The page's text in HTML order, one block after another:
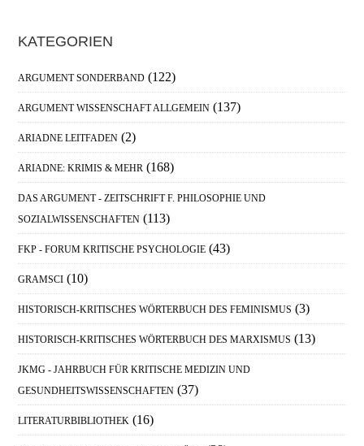
Haupt-
Sidebar
KATEGORIEN
ARGUMENT SONDERBAND (122)
ARGUMENT WISSENSCHAFT ALLGEMEIN (137)
ARIADNE LEITFADEN (2)
ARIADNE: KRIMIS & MEHR (168)
DAS ARGUMENT - ZEITSCHRIFT F. PHILOSOPHIE UND
SOZIALWISSENSCHAFTEN (113)
FKP - FORUM KRITISCHE PSYCHOLOGIE (43)
GRAMSCI (10)
HISTORISCH-KRITISCHES WÖRTERBUCH DES FEMINISMUS (3)
HISTORISCH-KRITISCHES WÖRTERBUCH DES MARXISMUS (13)
JKMG - JAHRBUCH FÜR KRITISCHE MEDIZIN UND
GESUNDHEITSWISSENSCHAFTEN (37)
LITERATURBIBLIOTHEK (16)